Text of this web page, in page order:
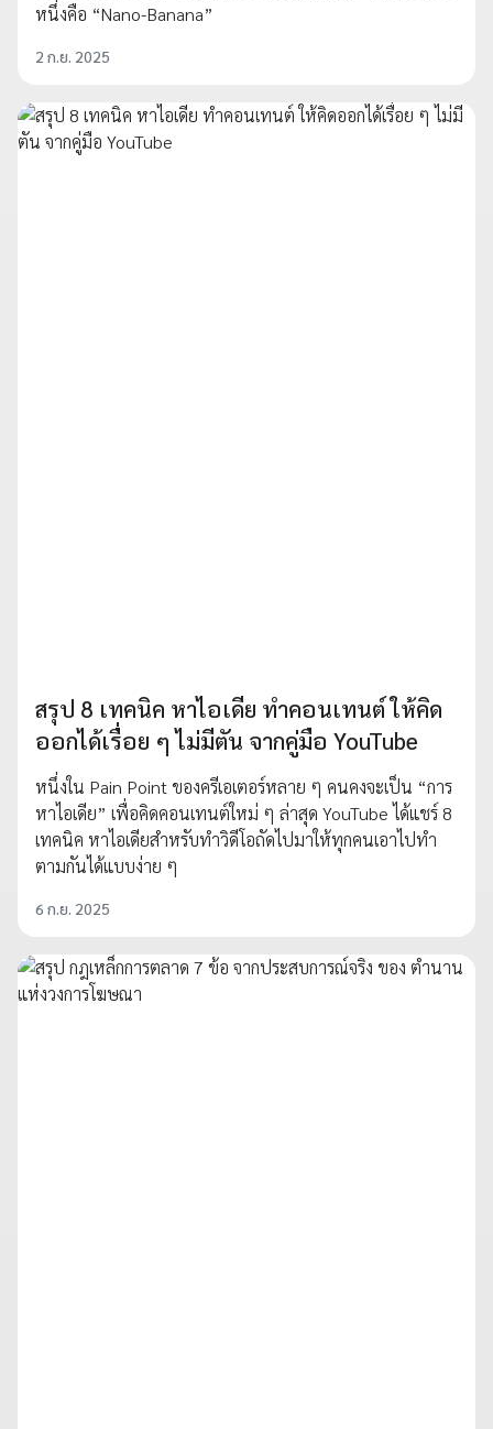
หนึ่งคือ “Nano-Banana”
2 ก.ย. 2025
สรุป 8 เทคนิค หาไอเดีย ทำคอนเทนต์ ให้คิด
ออกได้เรื่อย ๆ ไม่มีตัน จากคู่มือ YouTube
หนึ่งใน Pain Point ของครีเอเตอร์หลาย ๆ คนคงจะเป็น “การ
หาไอเดีย” เพื่อคิดคอนเทนต์ใหม่ ๆ ล่าสุด YouTube ได้แชร์ 8
เทคนิค หาไอเดียสำหรับทำวิดีโอถัดไปมาให้ทุกคนเอาไปทำ
ตามกันได้แบบง่าย ๆ
6 ก.ย. 2025